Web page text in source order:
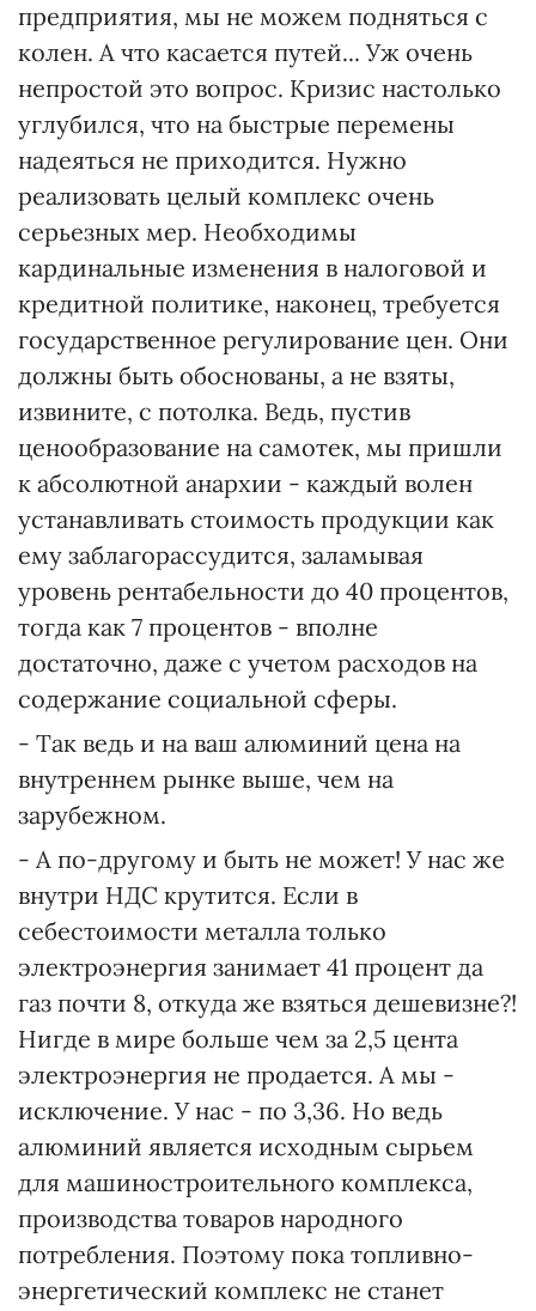
предприятия, мы не можем подняться с
колен. А что касается путей... Уж очень
непростой это вопрос. Кризис настолько
углубился, что на быстрые перемены
надеяться не приходится. Нужно
реализовать целый комплекс очень
серьезных мер. Необходимы
кардинальные изменения в налоговой и
кредитной политике, наконец, требуется
государственное регулирование цен. Они
должны быть обоснованы, а не взяты,
извините, с потолка. Ведь, пустив
ценообразование на самотек, мы пришли
к абсолютной анархии - каждый волен
устанавливать стоимость продукции как
ему заблагорассудится, заламывая
уровень рентабельности до 40 процентов,
тогда как 7 процентов - вполне
достаточно, даже с учетом расходов на
содержание социальной сферы.
- Так ведь и на ваш алюминий цена на
внутреннем рынке выше, чем на
зарубежном.
- А по-другому и быть не может! У нас же
внутри НДС крутится. Если в
себестоимости металла только
электроэнергия занимает 41 процент да
газ почти 8, откуда же взяться дешевизне?!
Нигде в мире больше чем за 2,5 цента
электроэнергия не продается. А мы -
исключение. У нас - по 3,36. Но ведь
алюминий является исходным сырьем
для машиностроительного комплекса,
производства товаров народного
потребления. Поэтому пока топливно-
энергетический комплекс не станет